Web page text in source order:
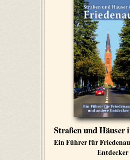
Straßen und Häuser
Ein Führer für
Entdecker